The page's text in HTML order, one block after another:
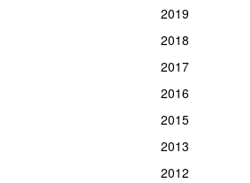
2019
2018
2017
2016
2015
2013
2012